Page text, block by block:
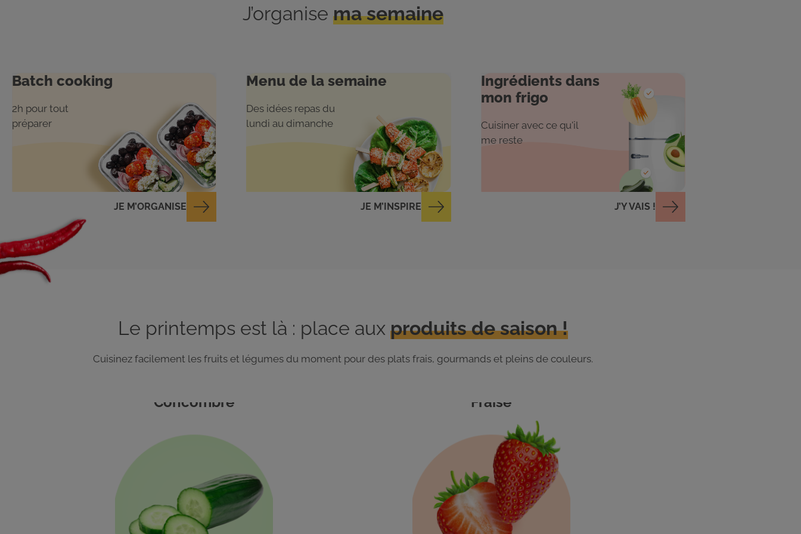
J’organise ma semaine
Batch cooking
2h pour tout
préparer
JE M’ORGANISE
Menu de la semaine
Des idées repas du
lundi au dimanche
JE M’INSPIRE
Ingrédients dans
mon frigo
Cuisiner avec ce qu'il
me reste
J’Y VAIS !
Le printemps est là : place aux produits de saison !
Cuisinez facilement les fruits et légumes du moment pour des plats frais, gourmands et pleins de couleurs.
Concombre Fraise